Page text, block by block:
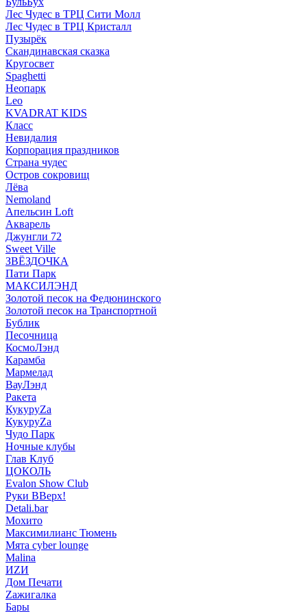
Лес Чудес в ТРЦ Сити Молл
Лес Чудес в ТРЦ Кристалл
Пузырëк
Скандинавская сказка
Кругосвет
Spaghetti
Неопарк
Leo
KVADRAT KIDS
Класс
Невидалия
Корпорация праздников
Страна чудес
Остров сокровищ
Лёва
Nemoland
Апельсин Loft
Акварель
Джунгли 72
Sweet Ville
ЗВЁЗДОЧКА
Пати Парк
МАКСИЛЭНД
Золотой песок на Федюнинского
Золотой песок на Транспортной
Бублик
Песочница
КосмоЛэнд
Карамба
Мармелад
ВауЛэнд
Ракета
КукуруZа
КукуруZа
Чудо Парк
Ночные клубы
Глав Клуб
ЦОКОЛЬ
Evalon Show Club
Руки ВВерх!
Detali.bar
Мохито
Максимилианс Тюмень
Мята cyber lounge
Malina
ИZИ
Дом Печати
Zажигалка
Бары